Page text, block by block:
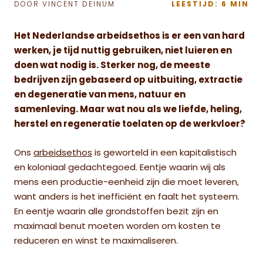
DOOR VINCENT DEINUM LEESTIJD: 6 MIN
Het Nederlandse arbeidsethos is er een van hard
werken, je tijd nuttig gebruiken, niet luieren en
doen wat nodig is. Sterker nog, de meeste
bedrijven zijn gebaseerd op uitbuiting, extractie
en degeneratie van mens, natuur en
samenleving. Maar wat nou als we liefde, heling,
herstel en regeneratie toelaten op de werkvloer?
Ons arbeidsethos is geworteld in een kapitalistisch
en koloniaal gedachtegoed. Eentje waarin wij als
mens een productie-eenheid zijn die moet leveren,
want anders is het inefficiënt en faalt het systeem.
En eentje waarin alle grondstoffen bezit zijn en
maximaal benut moeten worden om kosten te
reduceren en winst te maximaliseren.